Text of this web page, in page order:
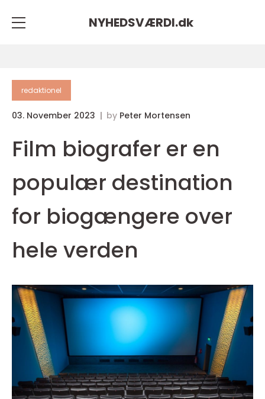
NYHEDSVÆRDI.dk
redaktionel
03. November 2023 by Peter Mortensen
Film biografer er en
populær destination
for biogængere over
hele verden